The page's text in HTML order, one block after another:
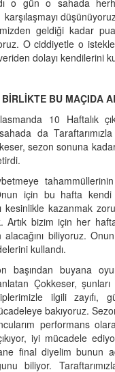
o gün o sahada
karşılaşmayı
geldiği kadar
O ciddiyetle o
dolayı kendilerini
BU MAÇIDA
10 Haftalık
da
sezon sonuna
tahammüllerinin
için bu hafta kendi
kesinlikle kazanmak
Artık bizim için her
alacağını biliyoruz.
kullandı.
başından buyana
anlatan Çokkeser,
ilgili zayıfı,
bakıyoruz.
performans
iyi mücadele
final diyelim bunun
biliyor.